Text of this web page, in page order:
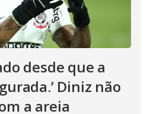
desde que a
Diniz não
a areia